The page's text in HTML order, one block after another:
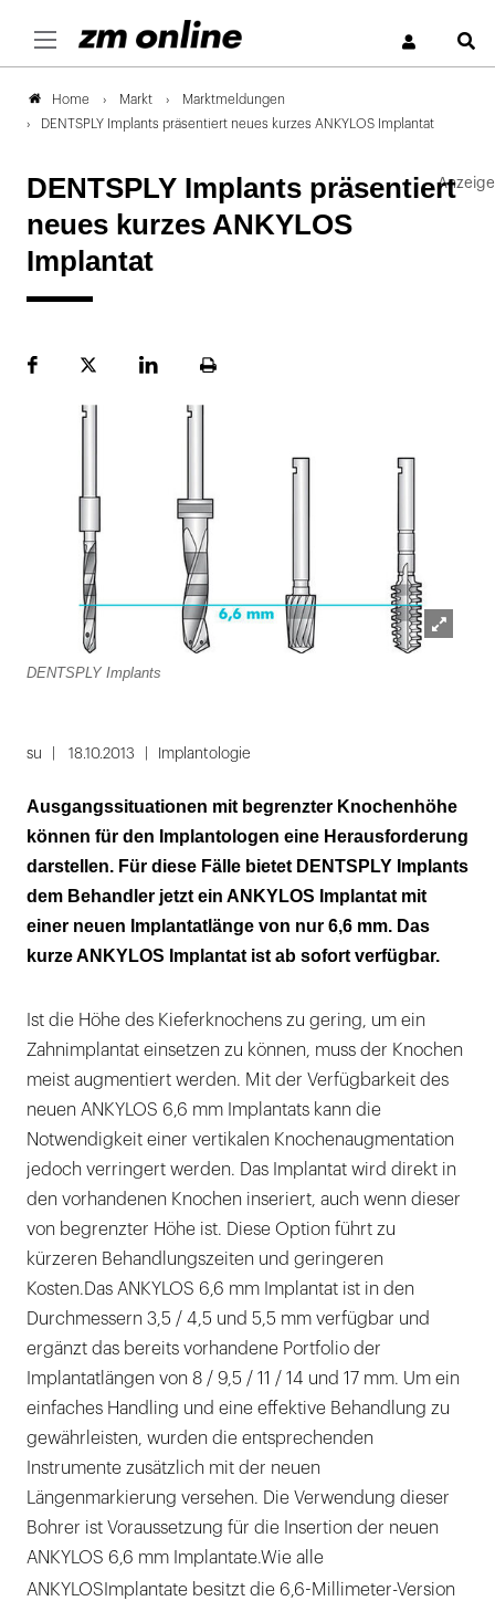
Home Markt
Marktmeldungen
DENTSPLY Implants präsentiert neues kurzes ANKYLOS Implantat
DENTSPLY Implants präsentiert
neues kurzes ANKYLOS
Implantat
FacebookPlattformLinekdInSeite
DENTSPLY Implants
su 18.10.2013 Implantologie
Ausgangssituationen mit begrenzter Knochenhöhe
können für den Implantologen eine Herausforderung
darstellen. Für diese Fälle bietet DENTSPLY Implants
dem Behandler jetzt ein ANKYLOS Implantat mit
einer neuen Implantatlänge von nur 6,6 mm. Das
kurze ANKYLOS Implantat ist ab sofort verfügbar.
Ist die Höhe des Kieferknochens zu gering, um ein
Zahnimplantat einsetzen zu können, muss der Knochen
meist augmentiert werden. Mit der Verfügbarkeit des
neuen ANKYLOS 6,6 mm Implantats kann die
Notwendigkeit einer vertikalen Knochen­augmentation
jedoch verringert werden. Das Implantat wird direkt in
den vorhandenen Knochen inseriert, auch wenn dieser
von begrenzter Höhe ist. Diese Option führt zu
kürzeren Behandlungszeiten und geringeren
Kosten.Das ANKYLOS 6,6 mm Implantat ist in den
Durchmessern 3,5 / 4,5 und 5,5 mm verfügbar und
ergänzt das bereits vorhandene Portfolio der
Implantatlängen von 8 / 9,5 / 11 / 14 und 17 mm. Um ein
einfaches Handling und eine effektive Behandlung zu
gewährleisten, wurden die entsprechenden
Instrumente zusätzlich mit der neuen
Längenmarkierung versehen. Die Verwendung dieser
Bohrer ist Voraussetzung für die Insertion der neuen
ANKYLOS 6,6 mm Implantate.Wie alle
ANKYLOS Implantate besitzt die 6,6-Millimeter-Version